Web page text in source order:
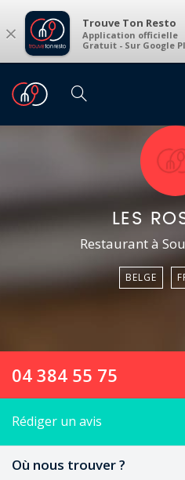
× Trouve Ton Resto
Application officielle
Gratuit - Sur Google
LES
Restaurant à
BELGE
04 384 55 75
Rédiger un avis
Où nous trouver ?